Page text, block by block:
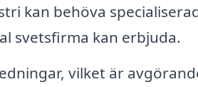
kan behöva
svetsfirma kan erbjuda.
vilket är